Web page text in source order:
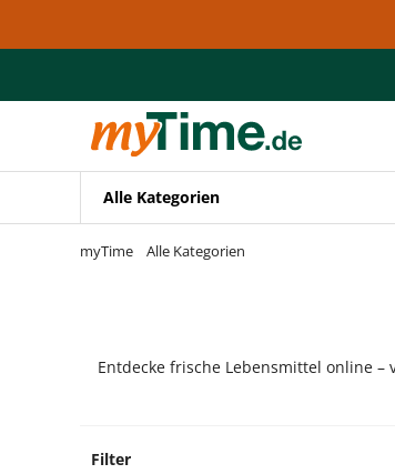
Zur Navigation springen
Alle Kategorien
myTime Alle Kategorien
Entdecke frische Lebensmittel online –
Filter